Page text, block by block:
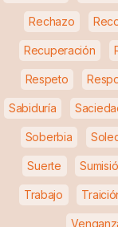
Rechazo
Recuperación
Respeto
Sabiduría
Soberbia
Suerte
Trabajo